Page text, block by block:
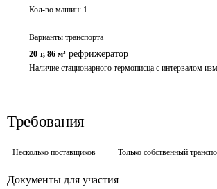
Кол-во машин: 1
Варианты транспорта
20 т, 86 м³ рефрижератор
Наличие стационарного термописца с интервалом
Требования
Несколько поставщиков Только собственный
Документы для участия